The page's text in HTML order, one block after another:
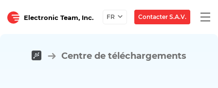
Electronic Team, Inc. FR Contacter S.A.V.
Centre de téléchargements